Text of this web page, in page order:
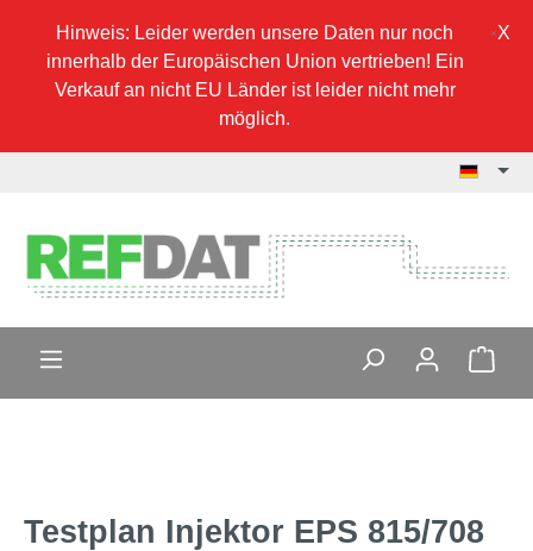
Hinweis: Leider werden unsere Daten nur noch
innerhalb der Europäischen Union vertrieben! Ein
Verkauf an nicht EU Länder ist leider nicht mehr
möglich.
Testplan Injektor EPS 815/708